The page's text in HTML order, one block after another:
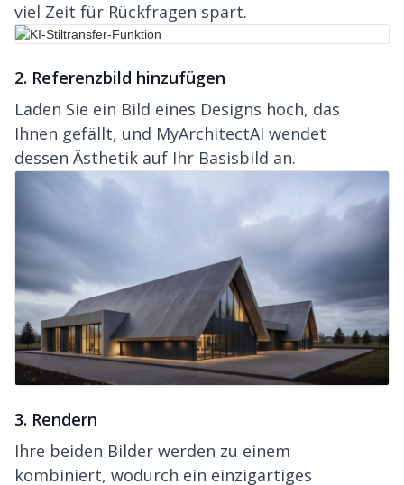
viel Zeit für Rückfragen spart.
2. Referenzbild hinzufügen
Laden Sie ein Bild eines Designs hoch, das
Ihnen gefällt, und MyArchitectAI wendet
dessen Ästhetik auf Ihr Basisbild an.
3. Rendern
Ihre beiden Bilder werden zu einem
kombiniert, wodurch ein einzigartiges